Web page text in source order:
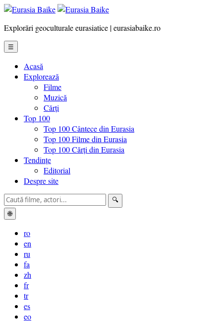
Explorări geoculturale eurasiatice | eurasiabaike.ro
☰
Acasă
Explorează
Filme
Muzică
Cărți
Top 100
Top 100 Cântece din Eurasia
Top 100 Filme din Eurasia
Top 100 Cărți din Eurasia
Tendințe
Editorial
Despre site
🔍
🌐
ro
en
ru
fa
zh
fr
tr
es
eo